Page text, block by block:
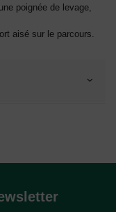
poignée de levage,
aisé sur le parcours.